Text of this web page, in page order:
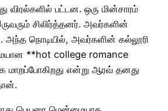
பட்டன. ஒரு மின்சாரம்
சிலிர்த்தனர். அவர்களின்
நொடியில், அவர்களின் கல்லூரி
**hot college romance
என்று ஆரவ் தனது